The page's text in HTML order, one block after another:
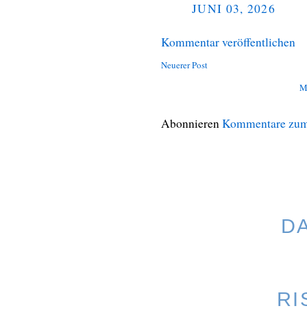
JUNI 03, 2026
Kommentar veröffentlichen
Neuerer Post
AbonnierenKommentare